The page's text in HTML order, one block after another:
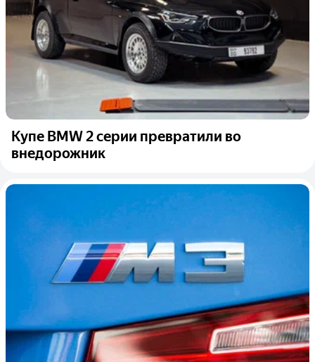
Купе BMW 2 серии превратили во
внедорожник